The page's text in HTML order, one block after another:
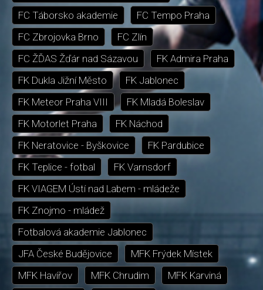
FC Táborsko akademie
FC Tempo Praha
FC Zbrojovka Brno
FC Zlín
FC ŽĎAS Žďár nad Sázavou
FK Admira Praha
FK Dukla Jižní Město
FK Jablonec
FK Meteor Praha VIII
FK Mladá Boleslav
FK Motorlet Praha
FK Náchod
FK Neratovice - Byškovice
FK Pardubice
FK Teplice - fotbal
FK Varnsdorf
FK VIAGEM Ústí nad Labem - mládeže
FK Znojmo - mládež
Fotbalová akademie Jablonec
JFA České Budějovice
MFK Frýdek Místek
MFK Havířov
MFK Chrudim
MFK Karviná